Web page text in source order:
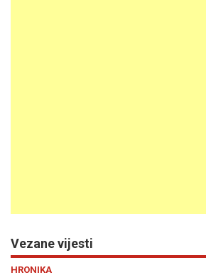
Vezane vijesti